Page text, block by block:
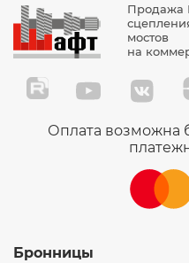
Продажа
мостов
на
Оплата возможна
Бронницы